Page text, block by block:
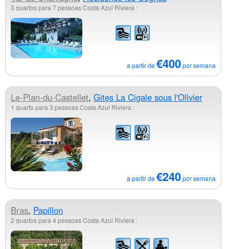
3 quartos para 7 pessoas Costa Azul Riviera :
a partir de€400por semana
Le-Plan-du-Castellet, Gites La Cigale sous l'Olivier
1 quarto para 3 pessoas Costa Azul Riviera :
a partir de€240por semana
Bras, Papillon
2 quartos para 4 pessoas Costa Azul Riviera :